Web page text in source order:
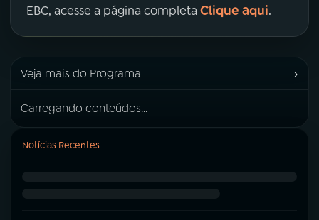
EBC, acesse a página completa Clique aqui.
Veja mais do Programa ›
Carregando conteúdos...
Notícias Recentes